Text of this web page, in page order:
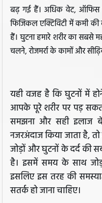
बढ़ गई हैं। अधिक वेट,
फिजिकल एक्टिविटी में कमी
हैं। घुटना हमारे शरीर का सबसे
चलने, रोजमर्रा के कामों और
यही वजह है कि घुटनों में
आपके पूरे शरीर पर पड़
समझना और सही इलाज
नजरअंदाज किया जाता है,
जोड़ों और घुटनों के दर्द की
है। इसमें समय के साथ
इसलिए इस तरह की
सतर्क हो जाना चाहिए।